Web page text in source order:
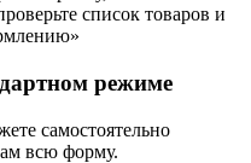
список товаров и
режиме
самостоятельно
всю форму.